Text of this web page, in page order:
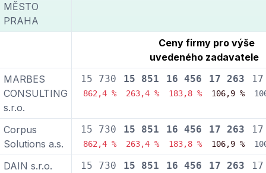
MĚSTO
PRAHA
Ceny firmy pro výše
uvedeného zadavatele
MARBES
CONSULTING
s.r.o.
15 730
862,4 %
15 851
263,4 %
16 456
183,8 %
17 263
106,9 %
Corpus
Solutions a.s.
15 730
862,4 %
15 851
263,4 %
16 456
183,8 %
17 263
106,9 %
DAIN s.r.o. 15 730 15 851 16 456 17 263